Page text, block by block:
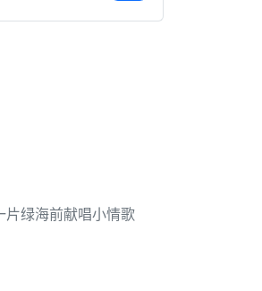
片绿海前献唱小情歌